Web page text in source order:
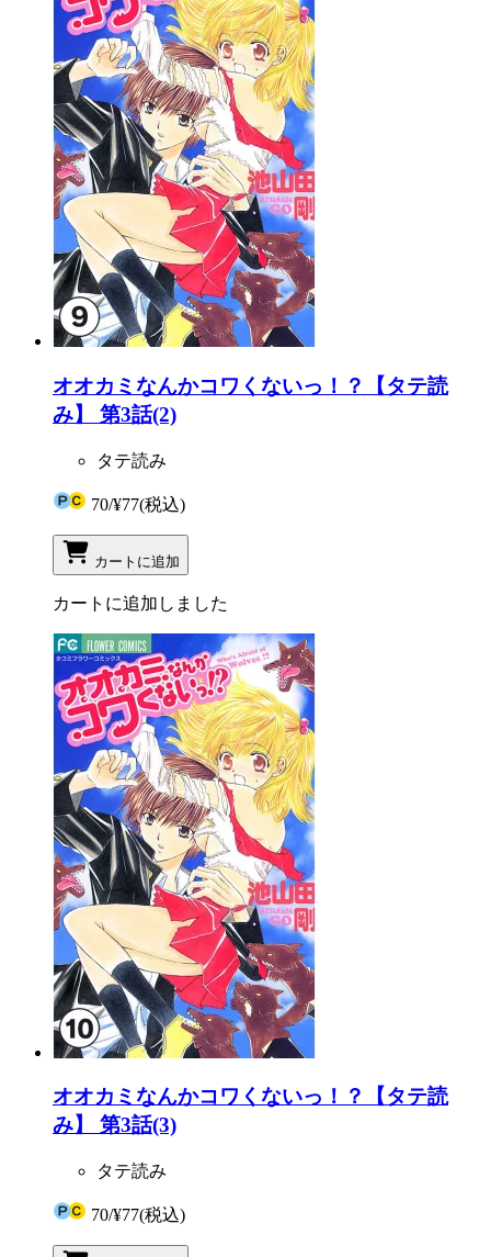
オオカミなんかコワくないっ！？【タテ読
み】 第3話(2)
タテ読み
70/¥77(税込)
カートに追加
カートに追加しました
オオカミなんかコワくないっ！？【タテ読
み】 第3話(3)
タテ読み
70/¥77(税込)